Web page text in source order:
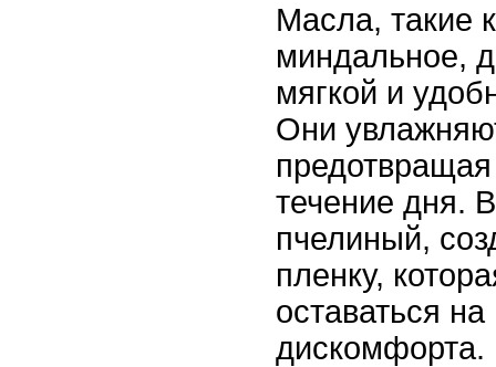
Масла, такие
миндальное,
мягкой и
Они
течение дня.
пчелиный,
пленку,
оставаться
дискомфорта.